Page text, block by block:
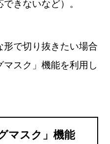
きないなど）。
で切り抜きたい場合
スク」機能を利用し
マスク」機能